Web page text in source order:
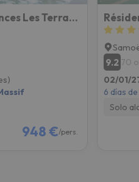
Résidence Pierre & Vacances Les Terrasses d'Helios
948 €/pers.
9.2 70
02/01/
6 días
Solo